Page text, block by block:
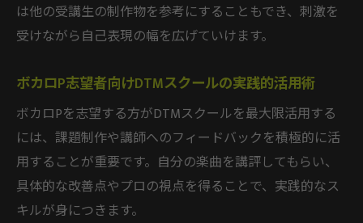
は他の受講生の制作物を参考にすることもでき、刺激を
受けながら自己表現の幅を広げていけます。
ボカロP志望者向けDTMスクールの実践的活用術
ボカロPを志望する方がDTMスクールを最大限活用する
には、課題制作や講師へのフィードバックを積極的に活
用することが重要です。自分の楽曲を講評してもらい、
具体的な改善点やプロの視点を得ることで、実践的なス
キルが身につきます。